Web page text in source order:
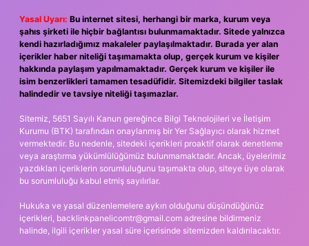
Yasal Uyarı: Bu internet sitesi, herhangi bir marka, kurum veya
şahıs şirketi ile hiçbir bağlantısı bulunmamaktadır. Sitede yalnızca
kendi hazırladığımız makaleler paylaşılmaktadır. Burada yer alan
içerikler haber niteliği taşımamakta olup, gerçek kurum ve kişiler
hakkında paylaşım yapılmamaktadır. Gerçek kurum ve kişiler ile
isim benzerlikleri tamamen tesadüfidir. Sitemizdeki bilgiler taslak
halindedir ve tavsiye niteliği taşımazlar.
Sitemiz, 5651 Sayılı Kanun gereğince Bilgi Teknolojileri ve İletişim
Kurumu (BTK) tarafından onaylanmış bir Yer Sağlayıcı olarak hizmet
vermektedir. Bu nedenle, sitedeki içerikleri proaktif olarak denetleme
veya araştırma yükümlülüğümüz bulunmamaktadır. Ancak, üyelerimiz
yazdıkları içeriklerin sorumluluğunu taşımakta olup, siteye üye olarak
bu sorumluluğu kabul etmiş sayılırlar.
Hukuka ve yasal düzenlemelere aykırı olduğunu düşündüğünüz
içerikleri, backlinkpanelicomtr@gmail.com adresine bildirmeniz
halinde, ilgili içerikler yasal süre içerisinde sitemizden kaldırılacaktır.